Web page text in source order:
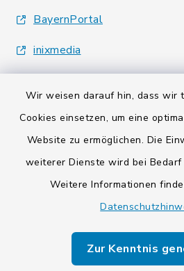
Wir weisen darauf hin, dass wir
Cookies einsetzen, um eine
Website zu ermöglichen. Die
weiterer Dienste wird bei
Weitere Informationen
Zur Kenntnis
BayernPortal
inixmedia